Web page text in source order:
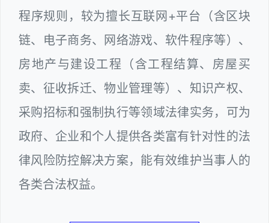
程序规则，较为擅长互联网+平台（含区块
链、电子商务、网络游戏、软件程序等）、
房地产与建设工程（含工程结算、房屋买
卖、征收拆迁、物业管理等）、知识产权、
采购招标和强制执行等领域法律实务，可为
政府、企业和个人提供各类富有针对性的法
律风险防控解决方案，能有效维护当事人的
各类合法权益。